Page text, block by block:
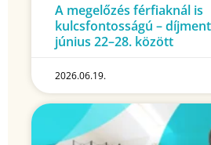
A megelőzés férfiaknál is
kulcsfontosságú –
június 22–28. között
2026.06.19.